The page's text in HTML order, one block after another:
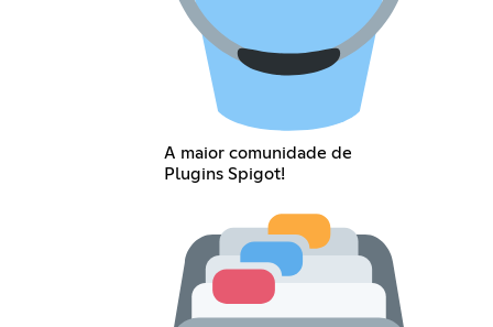
A maior comunidade de
Plugins Spigot!